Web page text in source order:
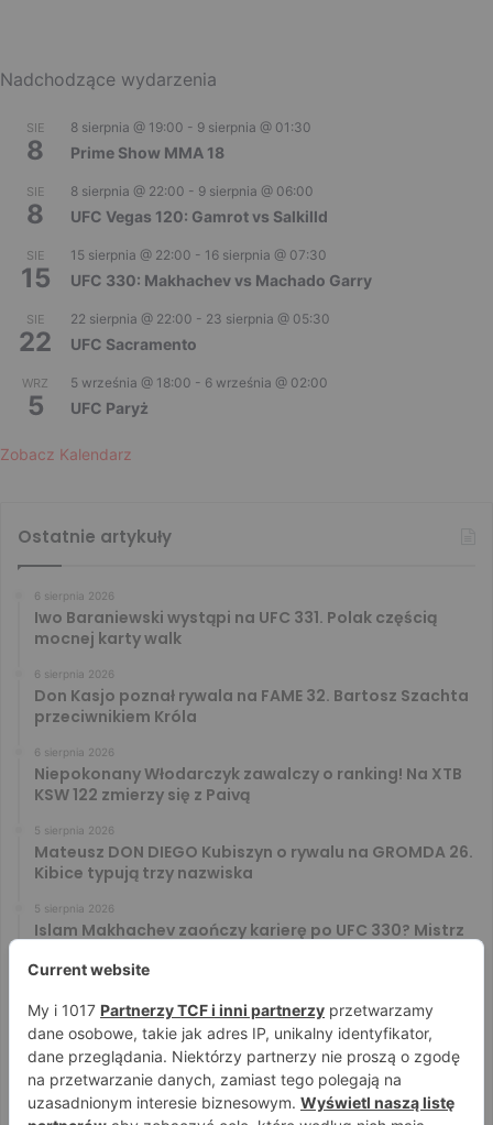
Nadchodzące wydarzenia
SIE
8
8 sierpnia @ 19:00 - 9 sierpnia @ 01:30
Prime Show MMA 18
SIE
8
8 sierpnia @ 22:00 - 9 sierpnia @ 06:00
UFC Vegas 120: Gamrot vs Salkilld
SIE
15
15 sierpnia @ 22:00 - 16 sierpnia @ 07:30
UFC 330: Makhachev vs Machado Garry
SIE
22
22 sierpnia @ 22:00 - 23 sierpnia @ 05:30
UFC Sacramento
WRZ
5
5 września @ 18:00 - 6 września @ 02:00
UFC Paryż
Zobacz Kalendarz
Ostatnie artykuły
6 sierpnia 2026
Iwo Baraniewski wystąpi na UFC 331. Polak częścią
mocnej karty walk
6 sierpnia 2026
Don Kasjo poznał rywala na FAME 32. Bartosz Szachta
przeciwnikiem Króla
6 sierpnia 2026
Niepokonany Włodarczyk zawalczy o ranking! Na XTB
KSW 122 zmierzy się z Paivą
5 sierpnia 2026
Mateusz DON DIEGO Kubiszyn o rywalu na GROMDA 26.
Kibice typują trzy nazwiska
5 sierpnia 2026
Islam Makhachev zaończy karierę po UFC 330? Mistrz
Tańcula nie gryzł się w język. Wymowna sugestia o
zachowaniu Jacka Murańskiego [VIDEO]
4 sierpnia 2026
Ostre spojrzenia Jóźwiaka i Ryty. Zobacz face to face
przed PRIME 18